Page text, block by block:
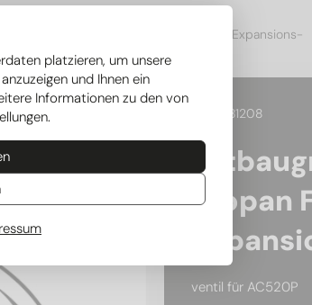
platzieren, um unsere
und Ihnen ein
Informationen zu den von
Lötbaugruppe 2 Propan Filtertrockner, Expansions-
29.04181208
Propan
ventil für AC520P